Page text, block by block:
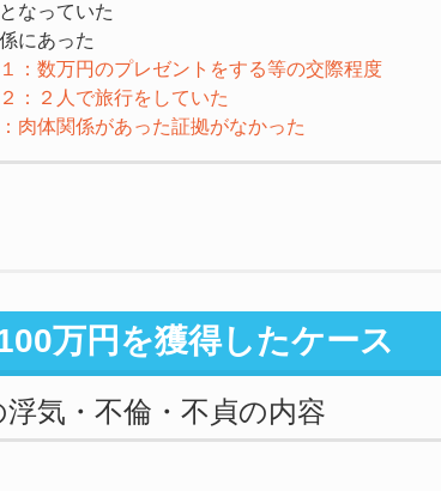
なっていた
にあった
：数万円のプレゼントをする等の交際程度
：２人で旅行をしていた
肉体関係があった証拠がなかった
万円を獲得したケース
気・不倫・不貞の内容